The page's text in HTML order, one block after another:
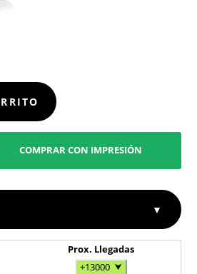
COMPRAR CON IMPRESIÓN
▼
Prox. Llegadas
+13000 ⮟